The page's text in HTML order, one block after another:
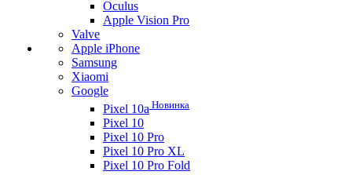
Oculus
Apple Vision Pro
Valve
Apple iPhone
Samsung
Xiaomi
Google
Pixel 10a Новинка
Pixel 10
Pixel 10 Pro
Pixel 10 Pro XL
Pixel 10 Pro Fold